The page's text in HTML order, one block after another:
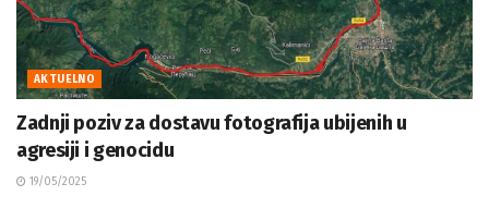
AKTUELNO
Zadnji poziv za dostavu fotografija ubijenih u
agresiji i genocidu
19/05/2025